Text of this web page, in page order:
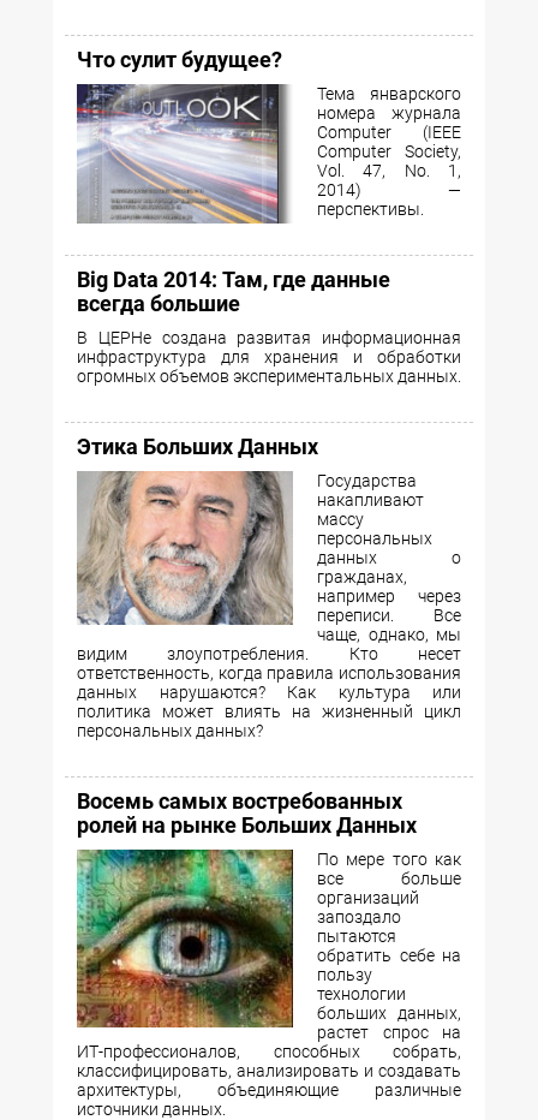
Что сулит будущее?
Тема январского
номера журнала
Computer (IEEE
Computer Society,
Vol. 47, No. 1,
2014) —
перспективы.
Big Data 2014: Там, где данные
всегда большие
В ЦЕРНе создана развитая информационная
инфраструктура для хранения и обработки
огромных объемов экспериментальных данных.
Этика Больших Данных
Государства
накапливают
массу
персональных
данных о
гражданах,
например через
переписи. Все
чаще, однако, мы
видим злоупотребления. Кто несет
ответственность, когда правила использования
данных нарушаются? Как культура или
политика может влиять на жизненный цикл
персональных данных?
Восемь самых востребованных
ролей на рынке Больших Данных
По мере того как
все больше
организаций
запоздало
пытаются
обратить себе на
пользу
технологии
больших данных,
растет спрос на
ИТ-профессионалов, способных собрать,
классифицировать, анализировать и создавать
архитектуры, объединяющие различные
источники данных.